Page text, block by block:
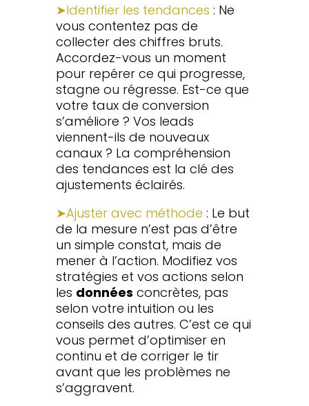
➤Identifier les tendances : Ne
vous contentez pas de
collecter des chiffres bruts.
Accordez-vous un moment
pour repérer ce qui progresse,
stagne ou régresse. Est-ce que
votre taux de conversion
s’améliore ? Vos leads
viennent-ils de nouveaux
canaux ? La compréhension
des tendances est la clé des
ajustements éclairés.
➤Ajuster avec méthode : Le but
de la mesure n’est pas d’être
un simple constat, mais de
mener à l’action. Modifiez vos
stratégies et vos actions selon
les données concrètes, pas
selon votre intuition ou les
conseils des autres. C’est ce qui
vous permet d’optimiser en
continu et de corriger le tir
avant que les problèmes ne
s’aggravent.